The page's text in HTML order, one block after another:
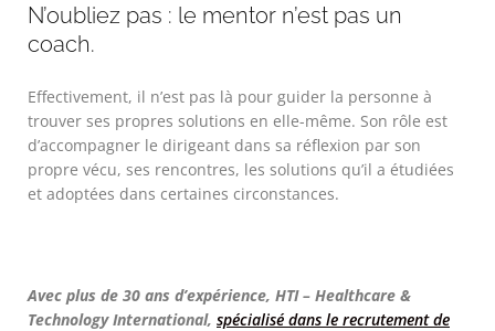
N’oubliez pas : le mentor n’est pas un
coach.
Effectivement, il n’est pas là pour guider la personne à
trouver ses propres solutions en elle-même. Son rôle est
d’accompagner le dirigeant dans sa réflexion par son
propre vécu, ses rencontres, les solutions qu’il a étudiées
et adoptées dans certaines circonstances.
Avec plus de 30 ans d’expérience, HTI – Healthcare &
Technology International, spécialisé dans le recrutement de